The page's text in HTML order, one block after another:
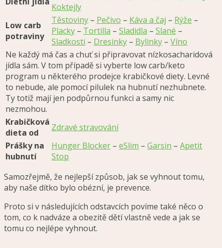
Koktejly
Low carb
potraviny
Těstoviny – Pečivo – Káva a čaj – Rýže –
Placky – Tortilla – Sladidla – Slané –
Sladkosti – Dresinky – Bylinky – Víno
Ne každý má čas a chuť si připravovat nízkosacharidová
jídla sám. V tom případě si vyberte low carb/keto
program u některého prodejce krabičkové diety. Levné
to nebude, ale pomocí pilulek na hubnutí nezhubnete.
Ty totiž mají jen podpůrnou funkci a samy nic
nezmohou.
Krabičková
dieta od
Zdravé stravování
Prášky na
hubnutí
Hunger Blocker – eSlim – Garsin – Apetit
Stop
Samozřejmě, že nejlepší způsob, jak se vyhnout tomu,
aby naše dítko bylo obézní, je prevence.
Proto si v následujících odstavcích povíme také něco o
tom, co k nadváze a obezitě dětí vlastně vede a jak se
tomu co nejlépe vyhnout.